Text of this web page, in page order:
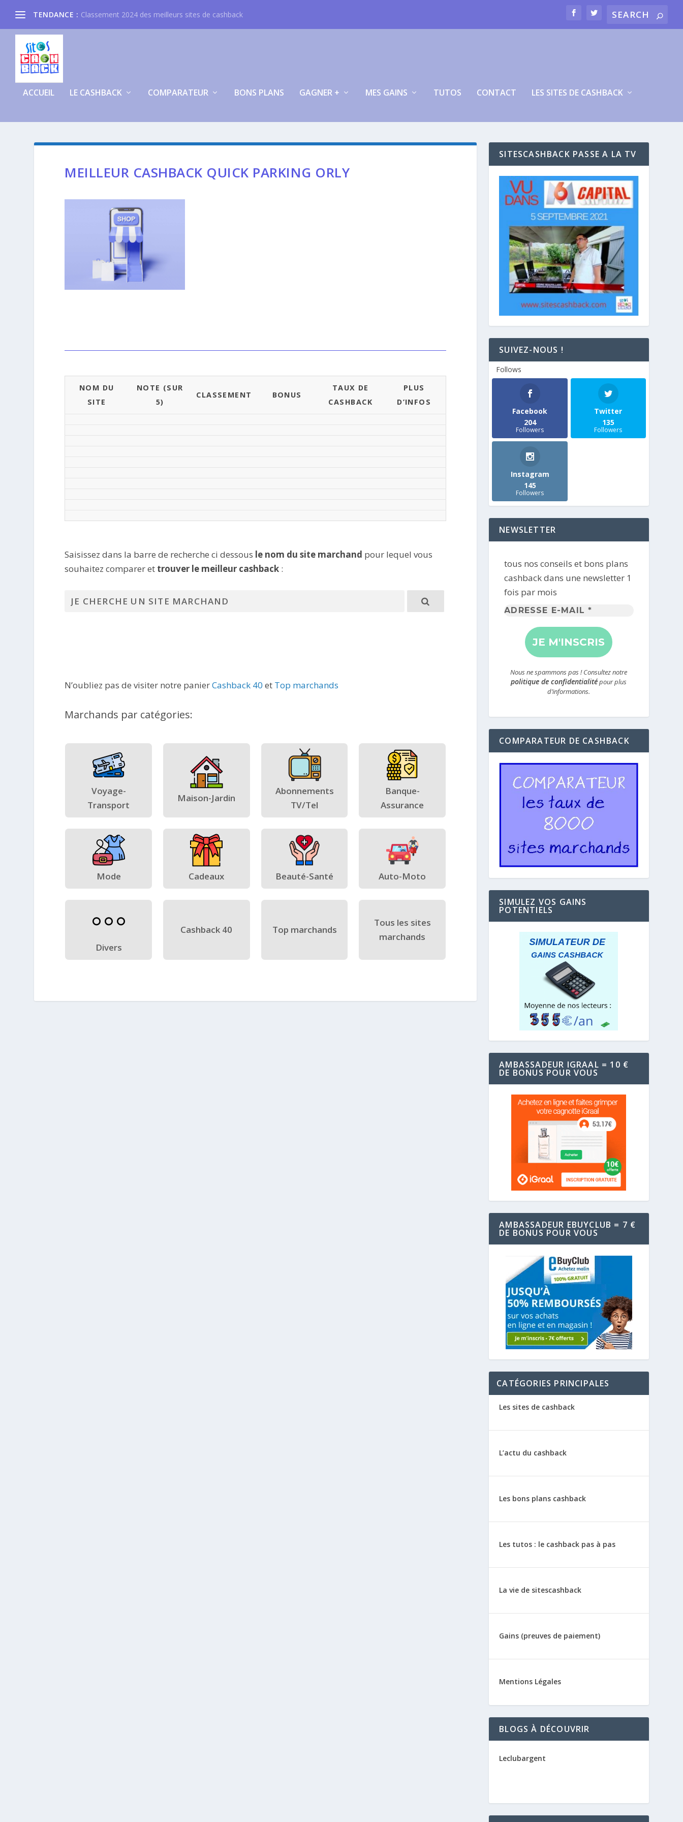
TENDANCE : Classement 2024 des meilleurs sites de cashback
ACCUEIL LE CASHBACK COMPARATEUR BONS PLANS GAGNER + MES GAINS TUTOS CONTACT LES SITES DE CASHBACK
MEILLEUR CASHBACK QUICK PARKING ORLY
NOM DU
SITE
NOTE (SUR
5)
CLASSEMENT BONUS
TAUX DE
CASHBACK
PLUS
D’INFOS
Saisissez dans la barre de recherche ci dessous le nom du site marchand pour lequel vous
souhaitez comparer et trouver le meilleur cashback :
N’oubliez pas de visiter notre panierCashback 40 et Top marchands
Marchands par catégories:
Voyage-
Transport
Maison-Jardin
Abonnements
TV/Tel
Banque-
Assurance
Mode Cadeaux Beauté-Santé Auto-Moto
Divers
Cashback 40 Top marchands
Tous les sites
marchands
SITESCASHBACK PASSE A LA TV
SUIVEZ-NOUS !
Follows
Facebook
204
Followers
Twitter
135
Followers
Instagram
145
Followers
NEWSLETTER
tous nos conseils et bons plans
cashback dans une newsletter 1
fois par mois
Adresse
mail
*
Nous ne spammons pas ! Consultez notre
politique de confidentialitépour plus
d’informations.
COMPARATEUR DE CASHBACK
SIMULEZ VOS GAINS
POTENTIELS
AMBASSADEUR IGRAAL = 10 €
DE BONUS POUR VOUS
AMBASSADEUR EBUYCLUB = 7 €
DE BONUS POUR VOUS
CATÉGORIES PRINCIPALES
Les sites de cashback
L’actu du cashback
Les bons plans cashback
Les tutos : le cashback pas à pas
La vie de sitescashback
Gains (preuves de paiement)
Mentions Légales
BLOGS À DÉCOUVRIR
Leclubargent